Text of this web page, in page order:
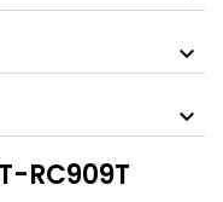
RC909T